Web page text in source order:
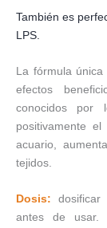
También es
LPS.
La fórmula
efectos
conocidos por
positivamente
acuario,
tejidos.
Dosis:
antes de usar.